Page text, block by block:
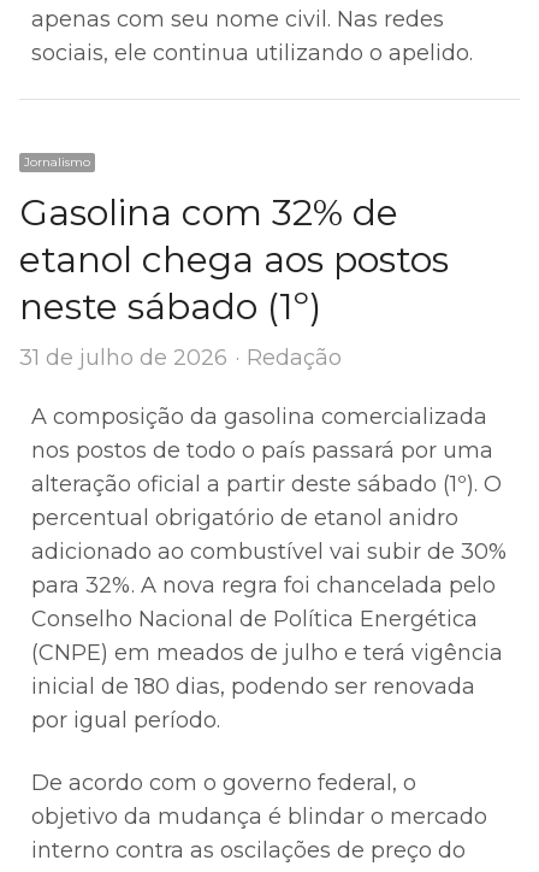
apenas com seu nome civil. Nas redes
sociais, ele continua utilizando o apelido.
Jornalismo
Gasolina com 32% de
etanol chega aos postos
neste sábado (1º)
31 de julho de 2026 Author
Redação
A composição da gasolina comercializada
nos postos de todo o país passará por uma
alteração oficial a partir deste sábado (1º). O
percentual obrigatório de etanol anidro
adicionado ao combustível vai subir de 30%
para 32%. A nova regra foi chancelada pelo
Conselho Nacional de Política Energética
(CNPE) em meados de julho e terá vigência
inicial de 180 dias, podendo ser renovada
por igual período.
De acordo com o governo federal, o
objetivo da mudança é blindar o mercado
interno contra as oscilações de preço do